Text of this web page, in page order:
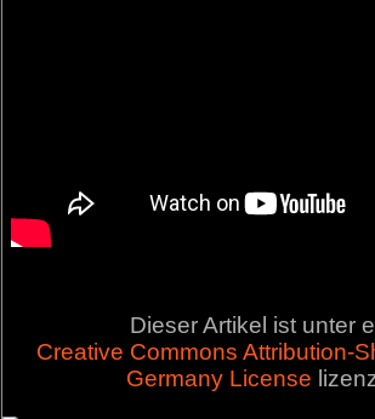
Dieser Artikel ist unter
Creative Commons Attribution-
Germany License